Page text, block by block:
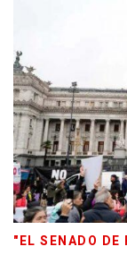
"EL SENADO DE